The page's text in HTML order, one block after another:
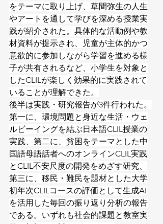
をテーマに取り上げ、草間弥生の人生
やアートを通して学びを深める授業実
践が紹介された。具体的な活動例や教
材資料が提示され、児童が主体的かつ
意欲的に参加しながら学習を進める様
子が共有されるなど、小学生を対象と
したCLILが楽しく効果的に実践されて
いることが理解できた。
後半は実践・研究報告が3件行われた。
第一に、環境問題と身近な生活・ウェ
ルビーイングを結ぶ日本語CLIL授業の
実践、第二に、貧困をテーマとした中
国語母語話者へのオンラインCLIL実践
とCLIL不安尺度の開発をめざす研究、
第三に、移民・難民を題材とした大学
初年次CLILコースの評価として生成AI
を活用した毎回の振り返り分析の報告
である。いずれも社会的課題と教室実